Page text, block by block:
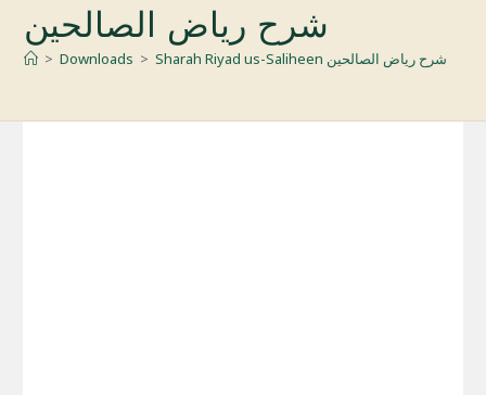
شرح رياض الصالحين
> Downloads > Sharah Riyad us-Saliheen شرح رياض الصالحين